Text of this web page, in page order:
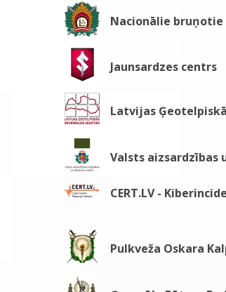
Nacionālie bruņotie
Jaunsardzes centrs
Latvijas
Valsts aizsardzības
CERT.LV -
Pulkveža Oskara